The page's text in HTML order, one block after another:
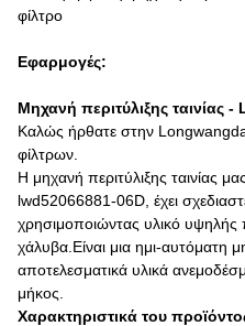
φίλτρο
Εφαρμογές:
Μηχανή περιτύλιξης ταινίας
Καλώς ήρθατε στην
φίλτρων.
Η μηχανή περιτύλιξης ταινίας
lwd52066881-06D, έχει
χρησιμοποιώντας υλικό υψηλής
χάλυβα.Είναι μια ημι-αυτόματη
αποτελεσματικά υλικά
μήκος.
Χαρακτηριστικά του